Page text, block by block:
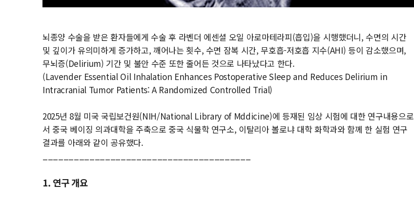
뇌종양 수술을 받은 환자들에게 수술 후 라벤더 에센셜 오일 아로마테라피(흡입)을 시행했더니, 수면의 시간
및 깊이가 유의미하게 증가하고, 깨어나는 횟수, 수면 잠복 시간, 무호흡-저호흡 지수(AHI) 등이 감소했으며,
무뇌증(Delirium) 기간 및 불안 수준 또한 줄어든 것으로 나타났다고 한다.
(Lavender Essential Oil Inhalation Enhances Postoperative Sleep and Reduces Delirium in
Intracranial Tumor Patients: A Randomized Controlled Trial)
2025년 8월 미국 국립보건원(NIH/National Library of Mddicine)에 등재된 임상 시험에 대한 연구내용으로
서 중국 베이징 의과대학을 주축으로 중국 식물학 연구소, 이탈리아 볼로냐 대학 화학과와 함께 한 실험 연구
결과를 아래와 같이 공유했다.
1. 연구 개요